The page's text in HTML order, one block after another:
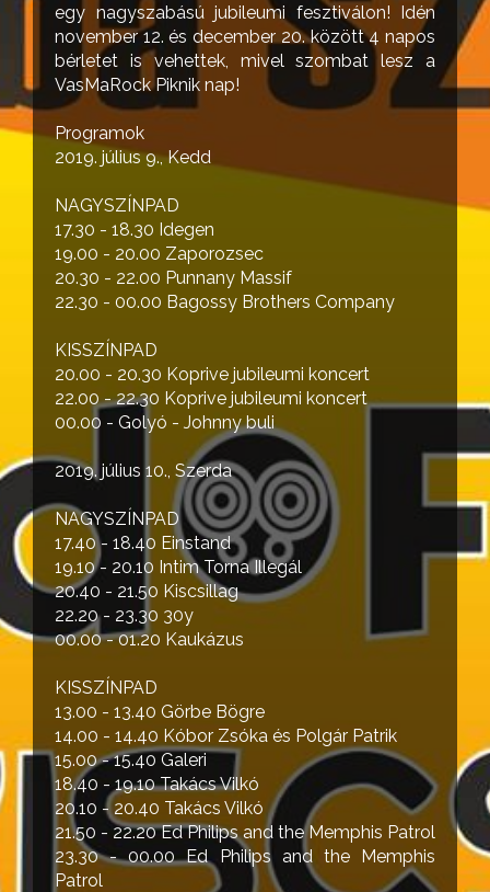
egy nagyszabású jubileumi fesztiválon! Idén
november 12. és december 20. között 4 napos
bérletet is vehettek, mivel szombat lesz a
VasMaRock Piknik nap!
Programok
2019. július 9., Kedd
NAGYSZÍNPAD
17.30 - 18.30 Idegen
19.00 - 20.00 Zaporozsec
20.30 - 22.00 Punnany Massif
22.30 - 00.00 Bagossy Brothers Company
KISSZÍNPAD
20.00 - 20.30 Koprive jubileumi koncert
22.00 - 22.30 Koprive jubileumi koncert
00.00 - Golyó - Johnny buli
2019. július 10., Szerda
NAGYSZÍNPAD
17.40 - 18.40 Einstand
19.10 - 20.10 Intim Torna Illegál
20.40 - 21.50 Kiscsillag
22.20 - 23.30 30y
00.00 - 01.20 Kaukázus
KISSZÍNPAD
13.00 - 13.40 Görbe Bögre
14.00 - 14.40 Kóbor Zsóka és Polgár Patrik
15.00 - 15.40 Galeri
18.40 - 19.10 Takács Vilkó
20.10 - 20.40 Takács Vilkó
21.50 - 22.20 Ed Philips and the Memphis Patrol
23.30 - 00.00 Ed Philips and the Memphis
Patrol